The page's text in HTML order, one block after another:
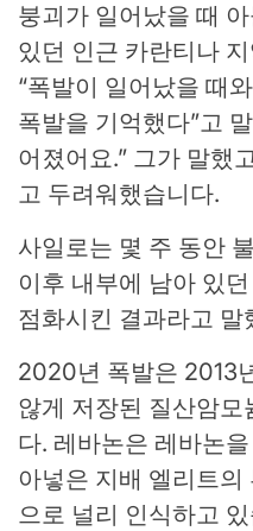
붕괴가 일어났을 때
있던 인근 카란티나
“폭발이 일어났을 때
폭발을 기억했다”고
어졌어요.” 그가 말했
고 두려워했습니다.
사일로는 몇 주 동안
이후 내부에 남아 있
점화시킨 결과라고 말
2020년 폭발은 2013
않게 저장된 질산암모
다. 레바논은 레바논
아넣은 지배 엘리트의
으로 널리 인식하고